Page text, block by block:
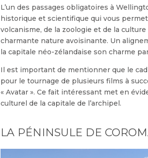
L’un des passages obligatoires à
historique et scientifique qui vous
volcanisme, de la zoologie et de la
charmante nature avoisinante. Un
la capitale néo-zélandaise son charme
Il est important de mentionner que le
pour le tournage de plusieurs films à
« Avatar ». Ce fait intéressant met en
culturel de la capitale de l’archipel.
LA PÉNINSULE DE